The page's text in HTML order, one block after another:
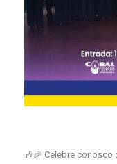
🎶🎉 Celebre conosco